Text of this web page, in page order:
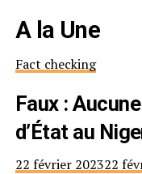
A la Une
Fact checking
Faux :
d’État au
22 février 202322